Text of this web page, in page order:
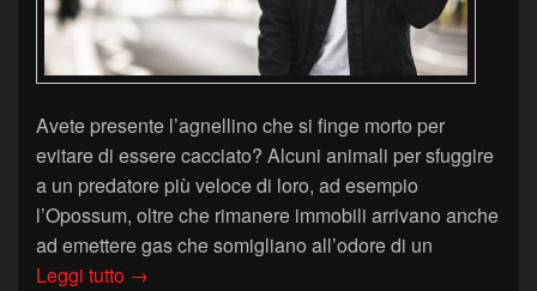
Avete presente l’agnellino che si finge morto per
evitare di essere cacciato? Alcuni animali per sfuggire
a un predatore più veloce di loro, ad esempio
l’Opossum, oltre che rimanere immobili arrivano anche
ad emettere gas che somigliano all’odore di un
Leggi tutto Tanatosi e Paura – Copia Originale
→